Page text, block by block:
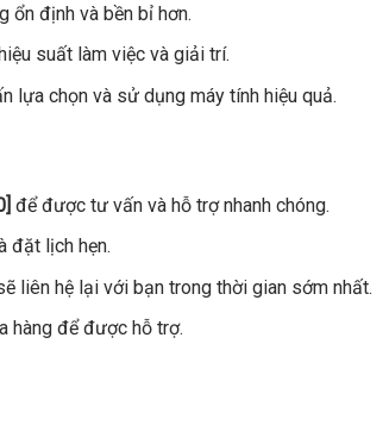
ổn định và bền bỉ hơn.
suất làm việc và giải trí.
lựa chọn và sử dụng máy tính hiệu quả.
để được tư vấn và hỗ trợ nhanh chóng.
đặt lịch hẹn.
liên hệ lại với bạn trong thời gian sớm nhất.
hàng để được hỗ trợ.